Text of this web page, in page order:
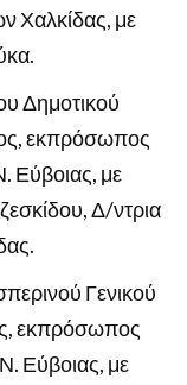
Χαλκίδας, με
Δημοτικού
εκπρόσωπος
Εύβοιας, με
Δ/ντρια
Γενικού
εκπρόσωπος
Εύβοιας, με